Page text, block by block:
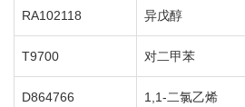
RA102118 异戊醇
T9700 对二甲苯
D864766 1,1-二氯乙烯